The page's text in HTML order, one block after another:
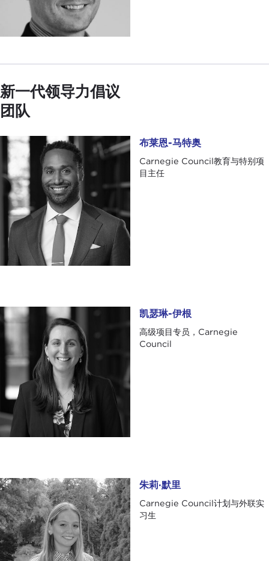
新一代领导力倡议
团队
布莱恩-马特奥 布莱恩-马特奥
Carnegie Council教育与特别项
目主任
凯瑟琳-伊根 凯瑟琳-伊根
高级项目专员，Carnegie
Council
朱莉·默里 朱莉·默里
Carnegie Council计划与外联实
习生